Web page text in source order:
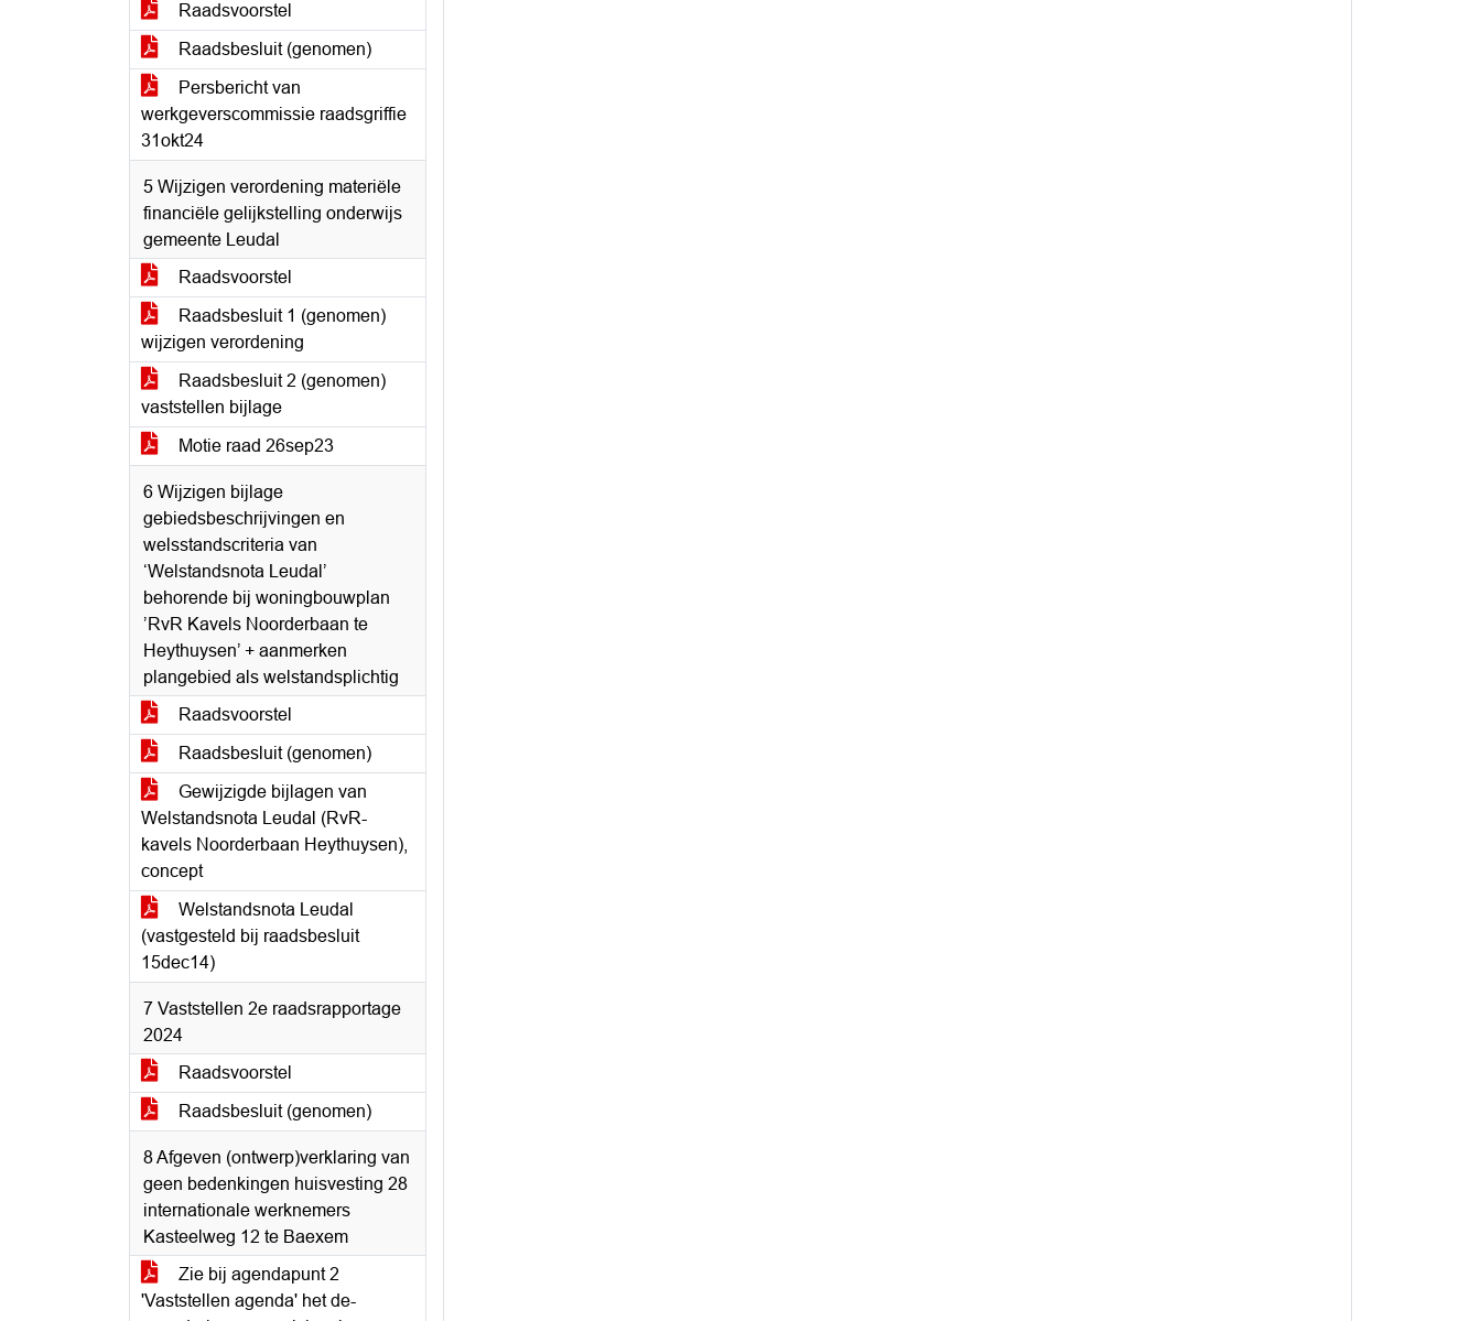
Raadsvoorstel
Raadsbesluit (genomen)
Persbericht van
werkgeverscommissie raadsgriffie
31okt24
5 Wijzigen verordening materiële
financiële gelijkstelling onderwijs
gemeente Leudal
Raadsvoorstel
Raadsbesluit 1 (genomen)
wijzigen verordening
Raadsbesluit 2 (genomen)
vaststellen bijlage
Motie raad 26sep23
6 Wijzigen bijlage
gebiedsbeschrijvingen en
welsstandscriteria van
‘Welstandsnota Leudal’
behorende bij woningbouwplan
’RvR Kavels Noorderbaan te
Heythuysen’ + aanmerken
plangebied als welstandsplichtig
Raadsvoorstel
Raadsbesluit (genomen)
Gewijzigde bijlagen van
Welstandsnota Leudal (RvR-
kavels Noorderbaan Heythuysen),
concept
Welstandsnota Leudal
(vastgesteld bij raadsbesluit
15dec14)
7 Vaststellen 2e raadsrapportage
2024
Raadsvoorstel
Raadsbesluit (genomen)
8 Afgeven (ontwerp)verklaring van
geen bedenkingen huisvesting 28
internationale werknemers
Kasteelweg 12 te Baexem
Zie bij agendapunt 2
'Vaststellen agenda' het de-